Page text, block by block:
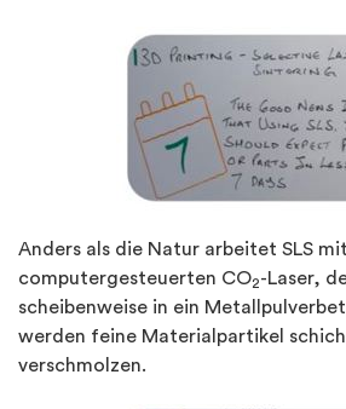
Anders als die Natur arbeitet SLS
computergesteuerten CO2-Laser,
scheibenweise in ein
werden feine Materialpartikel
verschmolzen.